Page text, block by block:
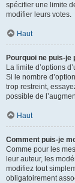
spécifier une limite
modifier leurs votes.
Haut
Pourquoi ne puis-je
La limite d’options
Si le nombre
trop restreint,
possible de
Haut
Comment puis-je
Comme pour les
leur auteur, les
modifiez tout
obligatoirement